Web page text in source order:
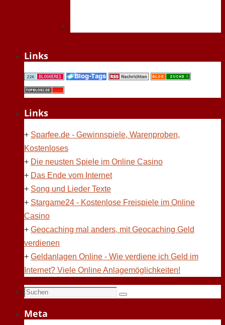
Links
Links
+ Sparfee.de - Gewinnspiele, Warenproben,
Kostenloses
+ Die neusten Spiele im Online Casino
+ Das Ende vom Internet
+ Song und Lieder Texte
+ Stargame24 - Kostenlose Freispiele im Online
Casino
+ Geocaching mal anders, mit Geocaching Geld
verdienen
+ Geldanlagen Online - Wie verdiene ich Geld im
Internet? Viele Online Anlagemöglichkeiten!
Suchen
Suchen
Meta